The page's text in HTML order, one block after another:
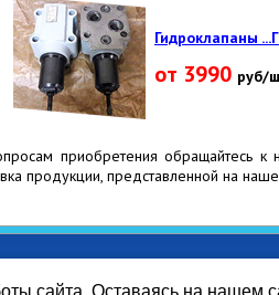
Гидроклапаны
от 3990 руб/
приобретения обращайтесь
продукции, представленной на
сайта. Оставаясь на нашем